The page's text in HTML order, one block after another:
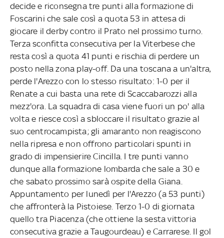
decide e riconsegna tre punti alla formazione di
Foscarini che sale così a quota 53 in attesa di
giocare il derby contro il Prato nel prossimo turno.
Terza sconfitta consecutiva per la Viterbese che
resta così a quota 41 punti e rischia di perdere un
posto nella zona play-off. Da una toscana a un'altra,
perde l'Arezzo con lo stesso risultato: 1-0 per il
Renate a cui basta una rete di Scaccabarozzi alla
mezz'ora. La squadra di casa viene fuori un po' alla
volta e riesce così a sbloccare il risultato grazie al
suo centrocampista; gli amaranto non reagiscono
nella ripresa e non offrono particolari spunti in
grado di impensierire Cincilla. I tre punti vanno
dunque alla formazione lombarda che sale a 30 e
che sabato prossimo sarà ospite della Giana.
Appuntamento per lunedì per l'Arezzo (a 53 punti)
che affronterà la Pistoiese. Terzo 1-0 di giornata
quello tra Piacenza (che ottiene la sesta vittoria
consecutiva grazie a Taugourdeau) e Carrarese. Il gol